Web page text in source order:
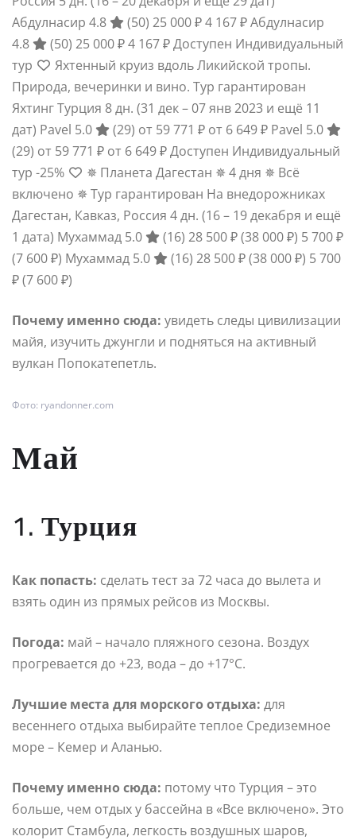
Абдулнасир 4.8
(50) 25 000 ₽4 167 ₽Абдулнасир
4.8
(50) 25 000 ₽4 167 ₽Доступен Индивидуальный
тур
Яхтенный круиз вдоль Ликийской тропы.
Природа, вечеринки и вино. Тур гарантирован
Яхтинг Турция 8 дн. (31 дек – 07 янв 2023 и ещё 11
дат) Pavel 5.0 (29) от 59 771 ₽ от 6 649 ₽ Pavel 5.0
(29) от 59 771 ₽ от 6 649 ₽Доступен Индивидуальный
тур -25%
✵ Планета Дагестан ✵ 4 дня ✵ Всё
включено ✵ Тур гарантирован На внедорожниках
Дагестан, Кавказ, Россия 4 дн. (16 – 19 декабря и ещё
1 дата) Мухаммад 5.0 (16) 28 500 ₽(38 000 ₽) 5 700 ₽
(7 600 ₽) Мухаммад 5.0 (16) 28 500 ₽(38 000 ₽) 5 700
₽(7 600 ₽)
Почему именно сюда: увидеть следы цивилизации
майя, изучить джунгли и подняться на активный
вулкан Попокатепетль.
Фото: ryandonner.com
Май
1. Турция
Как попасть: сделать тест за 72 часа до вылета и
взять один из прямых рейсов из Москвы.
Погода: май – начало пляжного сезона. Воздух
прогревается до +23, вода – до +17°С.
Лучшие места для морского отдыха: для
весеннего отдыха выбирайте теплое Средиземное
море – Кемер и Аланью.
Почему именно сюда: потому что Турция – это
больше, чем отдых у бассейна в «Все включено». Это
колорит Стамбула, легкость воздушных шаров,